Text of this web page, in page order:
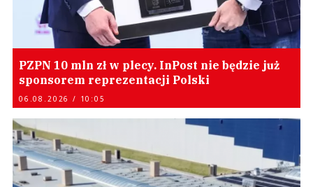
PZPN 10 mln zł w plecy. InPost nie będzie już
sponsorem reprezentacji Polski
06.08.2026 / 10:05